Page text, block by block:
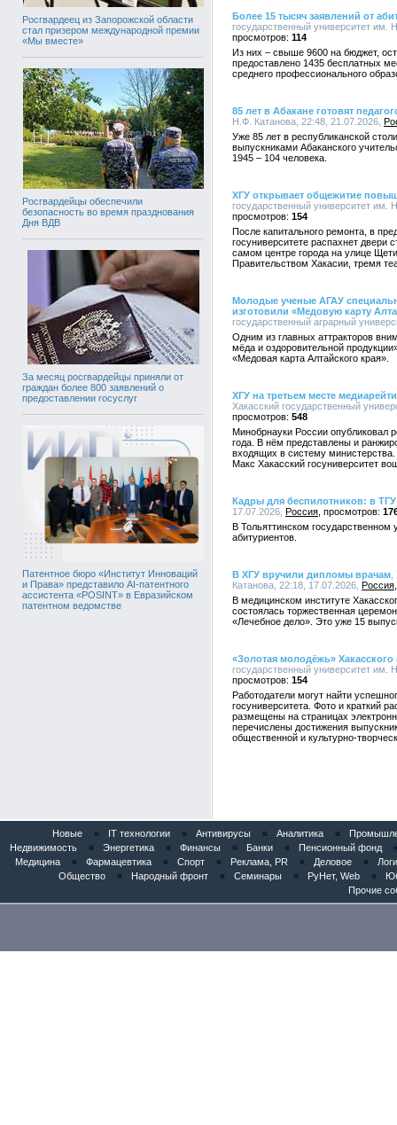
Росгвардеец из Запорожской области
стал призером международной премии
«Мы вместе»
Росгвардейцы обеспечили
безопасность во время празднования
Дня ВДВ
За месяц росгвардейцы приняли от
граждан более 800 заявлений о
предоставлении госуслуг
Патентное бюро «Институт Инноваций
и Права» представило AI-патентного
ассистента «POSINT» в Евразийском
патентном ведомстве
Более 15 тысяч заявлений от
государственный университет им.
114
Из них – свыше 9600 на бюджет,
предоставлено 1435 бесплатных
среднего профессионального
85 лет в Абакане готовят
Н.Ф. Катанова, 22:48, 21.07.2026,
Уже 85 лет в республиканской
выпускниками Абаканского
1945 – 104 человека.
ХГУ открывает общежитие
государственный университет им.
154
После капитального ремонта, в
госуниверситете распахнет
самом центре города на улице
Правительством Хакасии, тремя
Молодые ученые АГАУ
изготовили «Медовую карту
государственный аграрный
Одним из главных аттракторов
мёда и оздоровительной
«Медовая карта Алтайского края».
ХГУ на третьем месте
Хакасский государственный
548
Минобрнауки России опубликовал
года. В нём представлены и
входящих в систему
Макс Хакасский госуниверситет
Кадры для беспилотников: в
17.07.2026, Россия
В Тольяттинском
абитуриентов.
В ХГУ вручили дипломы врачам
Катанова, 22:18, 17.07.2026, Россия
В медицинском институте
состоялась торжественная
«Лечебное дело». Это уже 15
«Золотая молодёжь» Хакасского
государственный университет им.
154
Работодатели могут найти
госуниверситета. Фото и краткий
размещены на страницах
перечислены достижения
общественной и культурно-
Новые « IT технологии « Антивирусы « Аналитика «
Недвижимость
« Энергетика « Финансы « Банки « Пенсионный фонд
Медицина
« Фармацевтика « Спорт « Реклама, PR « Деловое «
Общество
« Народный фронт « Семинары « РуНет, Web «
Прочие